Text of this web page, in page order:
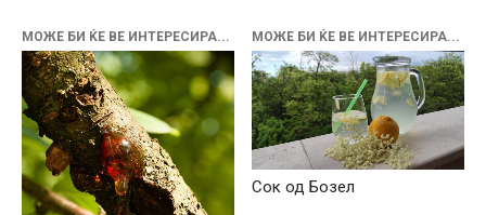
МОЖЕ БИ ЌЕ ВЕ ИНТЕРЕСИРА... МОЖЕ БИ ЌЕ ВЕ ИНТЕРЕСИРА...
Сок од Бозел